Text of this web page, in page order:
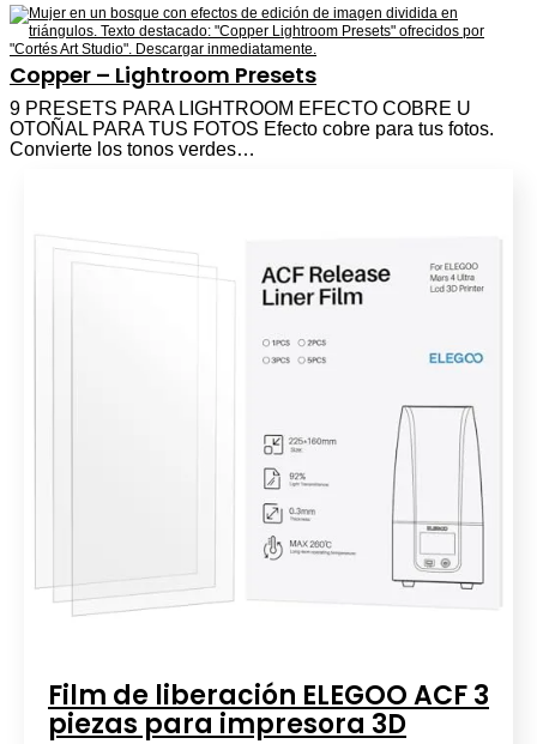
Copper – Lightroom Presets
9 PRESETS PARA LIGHTROOM EFECTO COBRE U
OTOÑAL PARA TUS FOTOS Efecto cobre para tus fotos.
Convierte los tonos verdes…
Film de liberación ELEGOO ACF 3
piezas para impresora 3D